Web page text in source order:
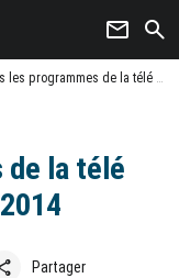
newsletter search
programmes de la télé du 21 au 27 juin 2014
de la télé
Partager